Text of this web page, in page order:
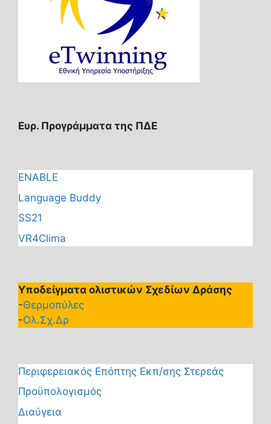
Ευρ. Προγράμματα της ΠΔΕ
ENABLE
Language Buddy
SS21
VR4Clima
Υποδείγματα ολιστικών Σχεδίων Δράσης
-Θερμοπύλες
-Ολ.Σχ.Δρ
Περιφερειακός Επόπτης Εκπ/σης Στερεάς
Προϋπολογισμός
Διαύγεια